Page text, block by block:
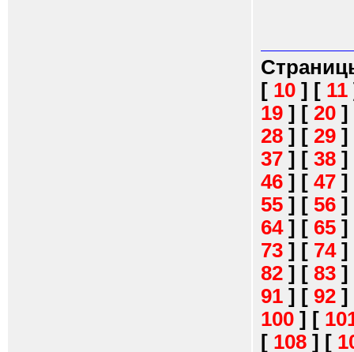
[ 10 ] [ 11
19 ] [ 20 ]
28 ] [ 29 ]
37 ] [ 38 ]
46 ] [ 47 ]
55 ] [ 56 ]
64] [ 65 ]
73 ] [ 74]
82 ] [ 83 ]
91 ] [ 92 ]
100 ] [
[ 108 ] [